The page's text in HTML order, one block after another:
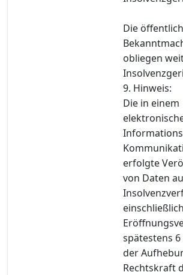
Die
obliegen
9. Hinweis:
Die in einem
erfolgte
von Daten
spätestens
der
Rechtskraft